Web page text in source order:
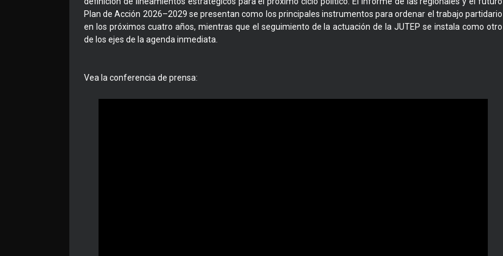
Plan de Acción 2026–2029 se presentan como los principales instrumentos para ordenar el trabajo partidario
en los próximos cuatro años, mientras que el seguimiento de la actuación de la JUTEP se instala como otro
de los ejes de la agenda inmediata.
Vea la conferencia de prensa: